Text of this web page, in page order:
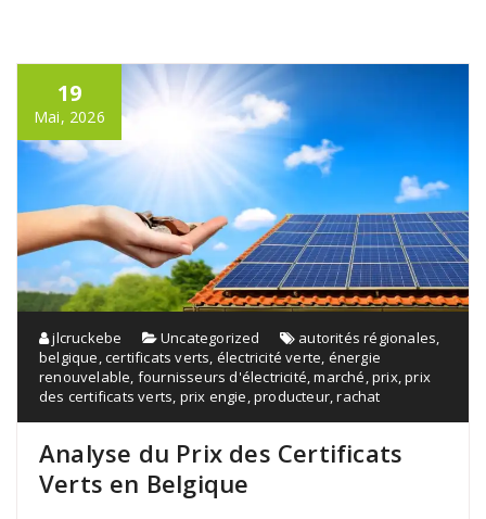
19
Mai, 2026
jlcruckebe Uncategorized autorités régionales,
belgique,certificats verts, électricité verte, énergie
renouvelable, fournisseurs d'électricité,marché,prix,prix
des certificats verts, prix engie,producteur,rachat
Analyse du Prix des Certificats
Verts en Belgique